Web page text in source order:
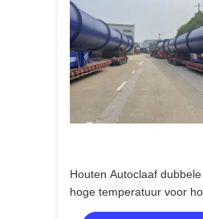
Houten Autoclaaf
hoge temperatuur voor
Industrieel, Φ2.7mX22M